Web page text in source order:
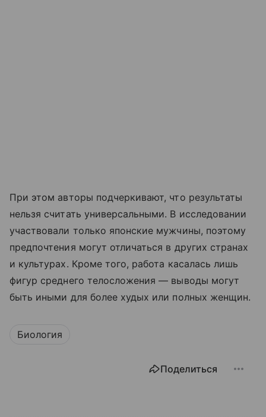
При этом авторы подчеркивают, что результаты
нельзя считать универсальными. В исследовании
участвовали только японские мужчины, поэтому
предпочтения могут отличаться в других странах
и культурах. Кроме того, работа касалась лишь
фигур среднего телосложения — выводы могут
быть иными для более худых или полных женщин.
Биология
Поделиться